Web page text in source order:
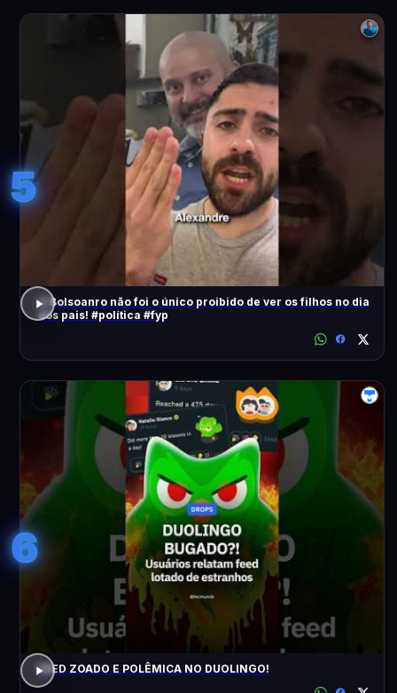
5
O Bolsoanro não foi o único proibido de ver os filhos no dia
dos pais! #política #fyp
6
FEED ZOADO E POLÊMICA NO DUOLINGO!